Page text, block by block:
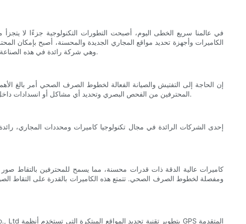
في عالمنا سريع الخطى اليوم، أصبحت التطورات التكنولوجية جزءًا لا
الكاميرات وأجهزة تحديد مواقع المجاري الجديدة والمحسنة، أصبح بإمكان
والتطورات في تكنولوجيا كاميرات المجاري ومحدداتها، مع تسليط الضوء على مساهمات شركة Shenzhen Vicam Mechatronics Co.، Ltd، وهي شركة رائدة في هذه الصناعة.
إن الحاجة إلى التفتيش والصيانة الفعالة لخطوط الصرف الصحي أمر بالغ
المحترفين من الفحص البصري وتحديد أي مشاكل أو انسدادات داخل أنظمة الصرف الصحي تحت الأرض. توفر هذه التقنية رؤية شاملة لأنابيب الصرف الصحي، مما يسمح بإجراء إصلاحات مستهدفة وصيانة فعالة.
ومفصلة لخطوط الصرف الصحي. تتمتع هذه الكاميرات بالقدرة على التقاط